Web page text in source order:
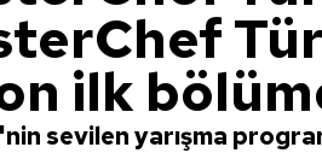
ilk
sevilen yarışma